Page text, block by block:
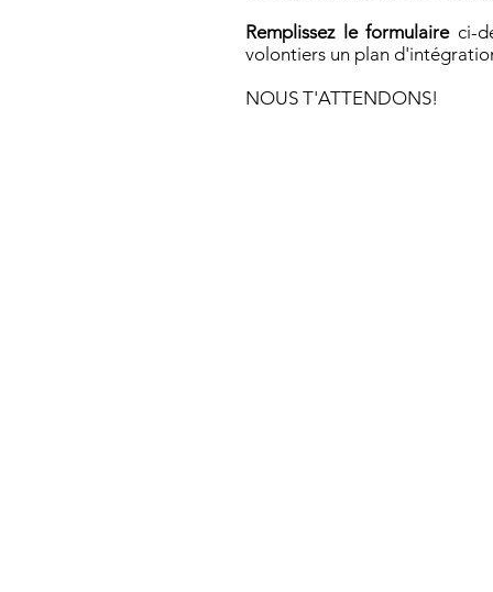
Remplissez le formulaireci-
volontiers un plan
NOUS T'ATTENDONS!